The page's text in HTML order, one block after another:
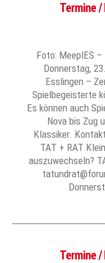
Termine
Foto: MeeplES
Donnerstag,
Esslingen –
Spielbegeisterte
Es können auch
Nova bis Zug
Klassiker.
TAT + RAT
auszuwechseln?
Termine